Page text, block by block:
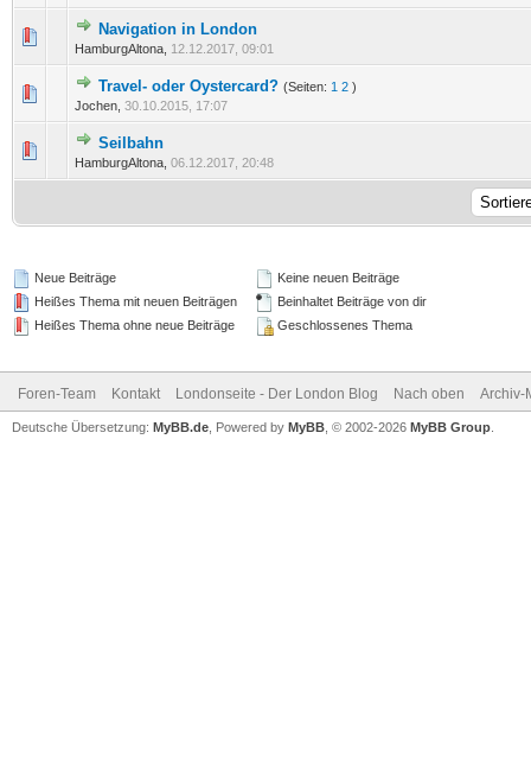
Navigation in London
HamburgAltona, 12.12.2017, 09:01
0 Bewertung(en) - 0 von 5 durchschnittlich
12
Travel- oder Oystercard? (Seiten: 1 2 )
Jochen, 30.10.2015, 17:07
0 Bewertung(en) - 0 von 5 durchschnittlich
123 45
Seilbahn
HamburgAltona, 06.12.2017, 20:48
0 Bewertung(en) - 0 von 5 durchschnittlich
Neue Beiträge
Heißes Thema mit neuen Beiträgen
Heißes Thema ohne neue Beiträge
Keine neuen Beiträge
Beinhaltet Beiträge von dir
Geschlossenes Thema
Foren-Team Kontakt Londonseite - Der London Blog Nach oben Archiv-
Deutsche Übersetzung: MyBB.de , Powered by MyBB , © 2002-2026 MyBB Group